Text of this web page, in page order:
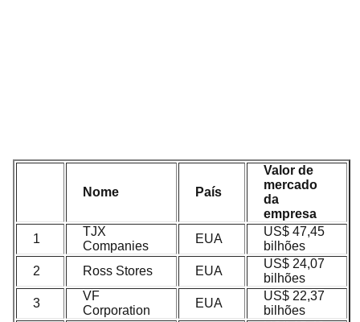
Nome País
Valor de
mercado
da
empresa
1
TJX
Companies
EUA
US$ 47,45
bilhões
2
Ross Stores EUA
US$ 24,07
bilhões
3
VF
Corporation
EUA
US$ 22,37
bilhões